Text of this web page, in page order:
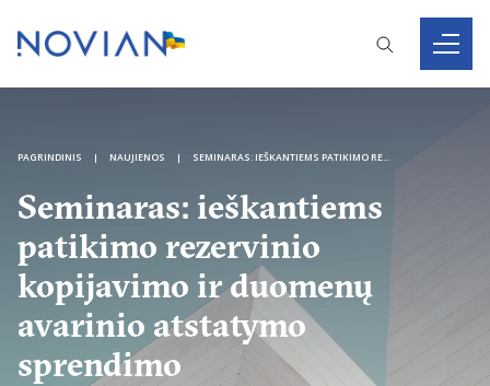
PAGRINDINIS NAUJIENOS SEMINARAS: IEŠKANTIEMS PATIKIMO REZERVINIO KOPIJAVIMO IR DUOMENŲ AVARINIO ATSTATYMO SPRENDIMO
Seminaras: ieškantiems
patikimo rezervinio
kopijavimo ir duomenų
avarinio atstatymo
sprendimo